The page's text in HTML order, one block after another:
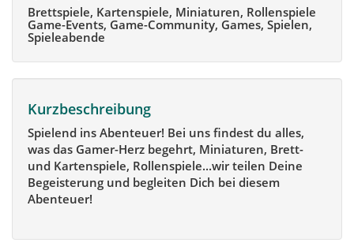
Brettspiele, Kartenspiele, Miniaturen, Rollenspiele
Game-Events, Game-Community, Games, Spielen,
Spieleabende
Kurzbeschreibung
Spielend ins Abenteuer! Bei uns findest du alles,
was das Gamer-Herz begehrt, Miniaturen, Brett-
und Kartenspiele, Rollenspiele...wir teilen Deine
Begeisterung und begleiten Dich bei diesem
Abenteuer!